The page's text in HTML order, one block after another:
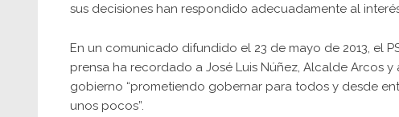
sus decisiones han respondido adecuadamente al
En un comunicado difundido el 23 de mayo de 2013, el
prensa ha recordado a José Luis Núñez, Alcalde Arcos
gobierno “prometiendo gobernar para todos y desde
unos pocos”.